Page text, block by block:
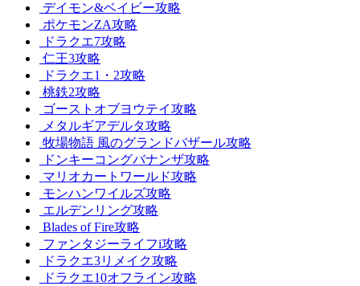
デイモン&ベイビー攻略
ポケモンZA攻略
ドラクエ7攻略
仁王3攻略
ドラクエ1・2攻略
桃鉄2攻略
ゴーストオブヨウテイ攻略
メタルギアデルタ攻略
牧場物語 風のグランドバザール攻略
ドンキーコングバナンザ攻略
マリオカートワールド攻略
モンハンワイルズ攻略
エルデンリング攻略
Blades of Fire攻略
ファンタジーライフi攻略
ドラクエ3リメイク攻略
ドラクエ10オフライン攻略